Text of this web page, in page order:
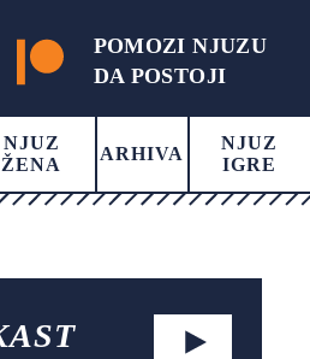
POMOZI NJUZU
DA POSTOJI
NJUZ
ŽENA
ARHIVA
NJUZ
IGRE